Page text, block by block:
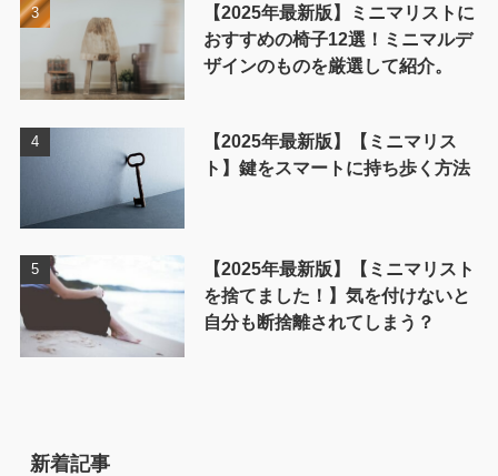
【2025年最新版】ミニマリストに
おすすめの椅子12選！ミニマルデ
ザインのものを厳選して紹介。
【2025年最新版】【ミニマリス
ト】鍵をスマートに持ち歩く方法
【2025年最新版】【ミニマリスト
を捨てました！】気を付けないと
自分も断捨離されてしまう？
新着記事